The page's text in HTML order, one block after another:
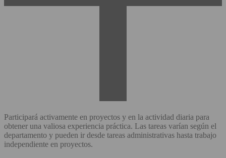
Participará activamente en proyectos y en la actividad diaria para
obtener una valiosa experiencia práctica. Las tareas varían según el
departamento y pueden ir desde tareas administrativas hasta trabajo
independiente en proyectos.